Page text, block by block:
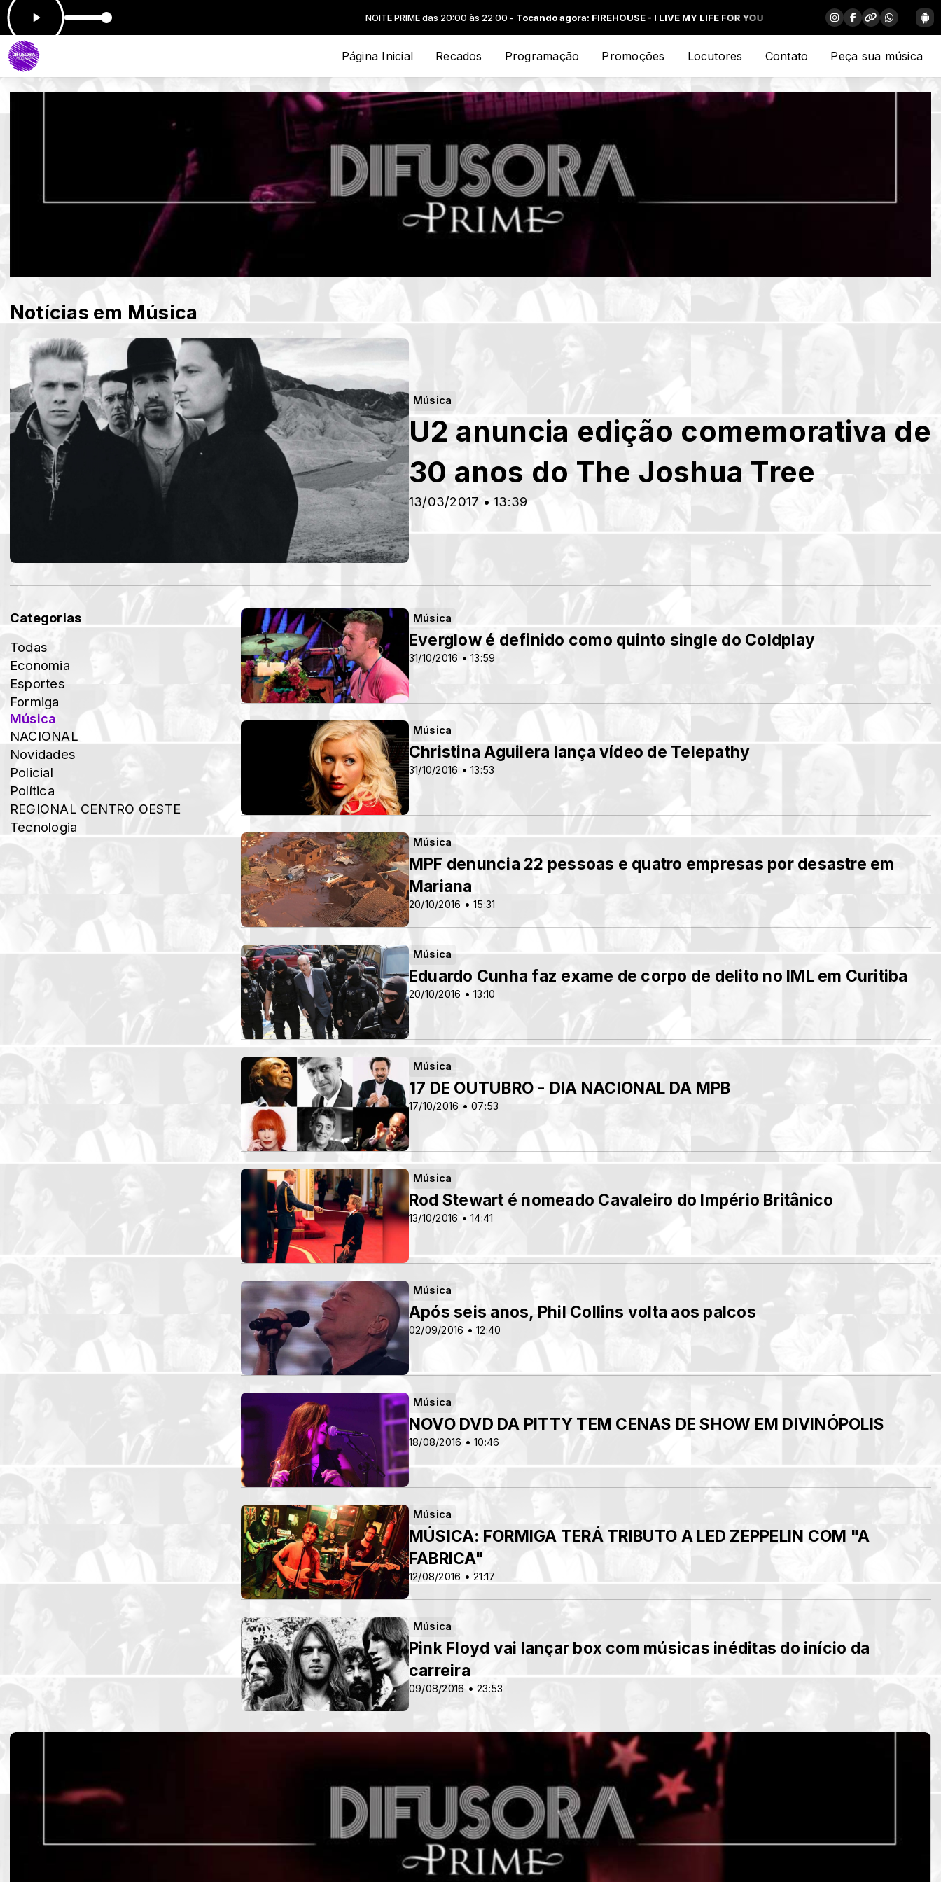
NOITE PRIME das 20:00 às 22:00 -Tocando agora: FIREHOUSE - I LIVE MY LIFE FOR YOU
Página Inicial Recados Programação Promoções Locutores Contato Peça sua música
Notícias em Música
Música
13/03/2017 • 13:39
U2 anuncia edição comemorativa de
30 anos do The Joshua Tree
Categorias
Todas
Economia
Esportes
Formiga
Música
NACIONAL
Novidades
Policial
Política
REGIONAL CENTRO OESTE
Tecnologia
Música
31/10/2016 • 13:59
Everglow é definido como quinto single do Coldplay
Música
31/10/2016 • 13:53
Christina Aguilera lança vídeo de Telepathy
Música
20/10/2016 • 15:31
MPF denuncia 22 pessoas e quatro empresas por desastre em
Mariana
Música
20/10/2016 • 13:10
Eduardo Cunha faz exame de corpo de delito no IML em Curitiba
Música
17/10/2016 • 07:53
17 DE OUTUBRO - DIA NACIONAL DA MPB
Música
13/10/2016 • 14:41
Rod Stewart é nomeado Cavaleiro do Império Britânico
Música
02/09/2016 • 12:40
Após seis anos, Phil Collins volta aos palcos
Música
18/08/2016 • 10:46
NOVO DVD DA PITTY TEM CENAS DE SHOW EM DIVINÓPOLIS
Música
12/08/2016 • 21:17
MÚSICA: FORMIGA TERÁ TRIBUTO A LED ZEPPELIN COM "A
FABRICA"
Música
09/08/2016 • 23:53
Pink Floyd vai lançar box com músicas inéditas do início da
carreira